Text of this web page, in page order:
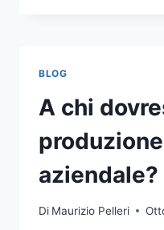
NELLE
SPORTIVE
ONLINE
BLOG
A chi
aziendale?
Di Maurizio Pelleri